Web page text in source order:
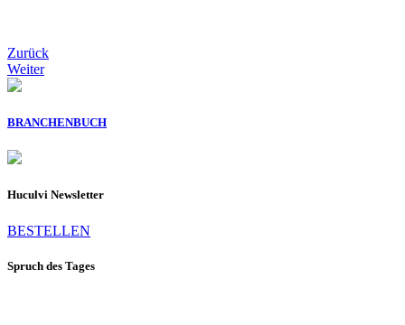
Zurück
Weiter
BRANCHENBUCH
Huculvi Newsletter
BESTELLEN
Spruch des Tages